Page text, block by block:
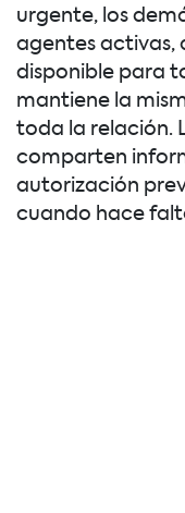
urgente, los
agentes activas,
disponible para
mantiene la
toda la relación.
comparten
autorización
cuando hace